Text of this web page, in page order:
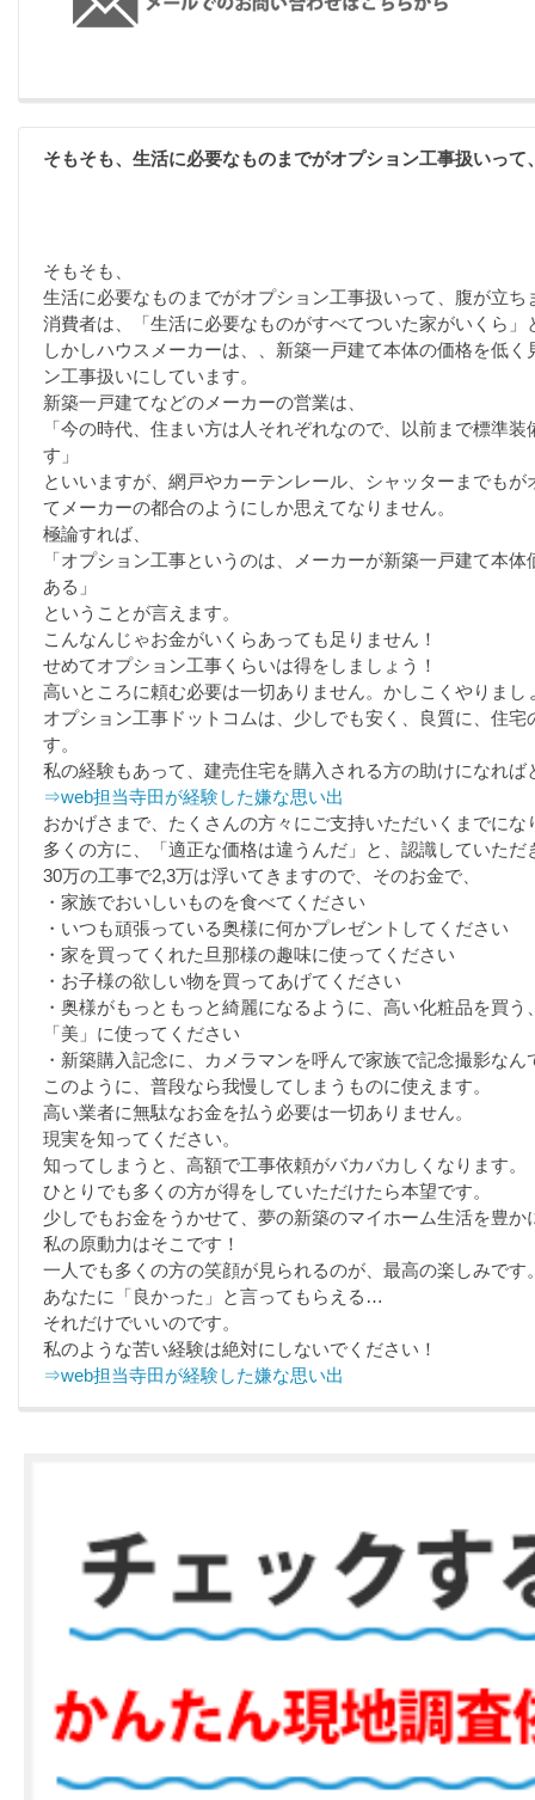
そもそも、生活に必要なものまでがオプション工事扱いって
そもそも、
生活に必要なものまでがオプション工事扱いって、腹が立ち
消費者は、「生活に必要なものがすべてついた家がいくら
しかしハウスメーカーは、、新築一戸建て本体の価格を低
ン工事扱いにしています。
新築一戸建てなどのメーカーの営業は、
「今の時代、住まい方は人それぞれなので、以前まで標準
す」
といいますが、網戸やカーテンレール、シャッターまでも
てメーカーの都合のようにしか思えてなりません。
極論すれば、
「オプション工事というのは、メーカーが新築一戸建て本
ある」
ということが言えます。
こんなんじゃお金がいくらあっても足りません！
せめてオプション工事くらいは得をしましょう！
高いところに頼む必要は一切ありません。かしこくやりまし
オプション工事ドットコムは、少しでも安く、良質に、住
す。
私の経験もあって、建売住宅を購入される方の助けになれ
⇒web担当寺田が経験した嫌な思い出
おかげさまで、たくさんの方々にご支持いただいくまでにな
多くの方に、「適正な価格は違うんだ」と、認識していただ
30万の工事で2,3万は浮いてきますので、そのお金で、
・家族でおいしいものを食べてください
・いつも頑張っている奥様に何かプレゼントしてください
・家を買ってくれた旦那様の趣味に使ってください
・お子様の欲しい物を買ってあげてください
・奥様がもっともっと綺麗になるように、高い化粧品を買
「美」に使ってください
・新築購入記念に、カメラマンを呼んで家族で記念撮影なん
このように、普段なら我慢してしまうものに使えます。
高い業者に無駄なお金を払う必要は一切ありません。
現実を知ってください。
知ってしまうと、高額で工事依頼がバカバカしくなります。
ひとりでも多くの方が得をしていただけたら本望です。
少しでもお金をうかせて、夢の新築のマイホーム生活を豊
私の原動力はそこです！
一人でも多くの方の笑顔が見られるのが、最高の楽しみです
あなたに「良かった」と言ってもらえる…
それだけでいいのです。
私のような苦い経験は絶対にしないでください！
⇒web担当寺田が経験した嫌な思い出